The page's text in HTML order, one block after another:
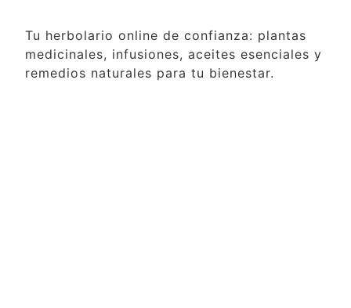
Tu herbolario online de confianza: plantas
medicinales, infusiones, aceites esenciales y
remedios naturales para tu bienestar.